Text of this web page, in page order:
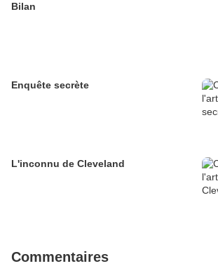
Bilan
Enquête secrète
L'inconnu de Cleveland
Commentaires